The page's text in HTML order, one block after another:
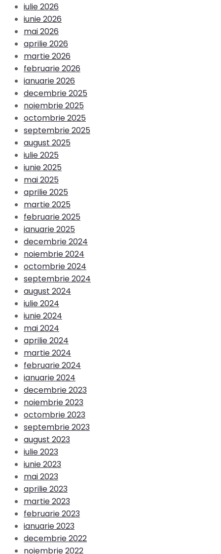
iulie 2026
iunie 2026
mai 2026
aprilie 2026
martie 2026
februarie 2026
ianuarie 2026
decembrie 2025
noiembrie 2025
octombrie 2025
septembrie 2025
august 2025
iulie 2025
iunie 2025
mai 2025
aprilie 2025
martie 2025
februarie 2025
ianuarie 2025
decembrie 2024
noiembrie 2024
octombrie 2024
septembrie 2024
august 2024
iulie 2024
iunie 2024
mai 2024
aprilie 2024
martie 2024
februarie 2024
ianuarie 2024
decembrie 2023
noiembrie 2023
octombrie 2023
septembrie 2023
august 2023
iulie 2023
iunie 2023
mai 2023
aprilie 2023
martie 2023
februarie 2023
ianuarie 2023
decembrie 2022
noiembrie 2022